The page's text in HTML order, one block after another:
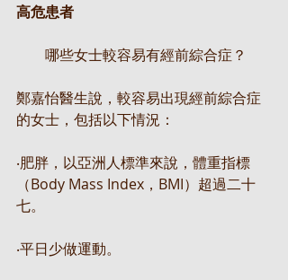
高危患者
哪些女士較容易有經前綜合症？
鄭嘉怡醫生說，較容易出現經前綜合症
的女士，包括以下情況：
‧肥胖，以亞洲人標準來說，體重指標
（Body Mass Index，BMI）超過二十
七。
‧平日少做運動。